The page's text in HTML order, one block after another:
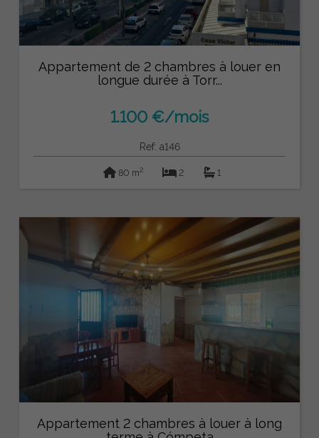
Appartement de 2 chambres à louer en
longue durée à Torr...
1.100 €/mois
Ref: a146
80 m2 2 1
Appartement 2 chambres à louer à long